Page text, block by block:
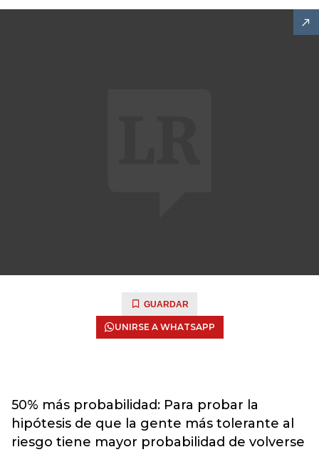
GUARDAR
UNIRSE A WHATSAPP
50% más probabilidad: Para probar la
hipótesis de que la gente más tolerante al
riesgo tiene mayor probabilidad de volverse